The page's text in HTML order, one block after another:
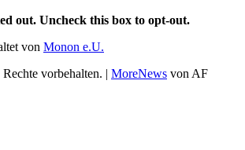
out. Uncheck this box to opt-out.
von Monon e.U.
vorbehalten. | MoreNews von AF